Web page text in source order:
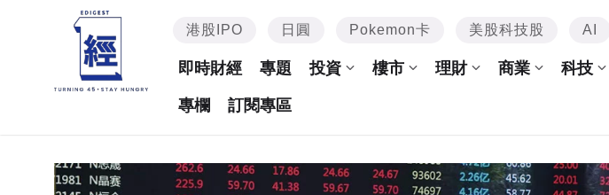
港股IPO 日圓 Pokemon卡 美股科技股 AI
即時財經 專題 投資 樓市 理財 商業 科技
專欄 訂閱專區